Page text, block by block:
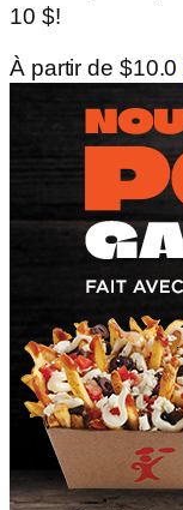
10 $!
À partir de $10.0